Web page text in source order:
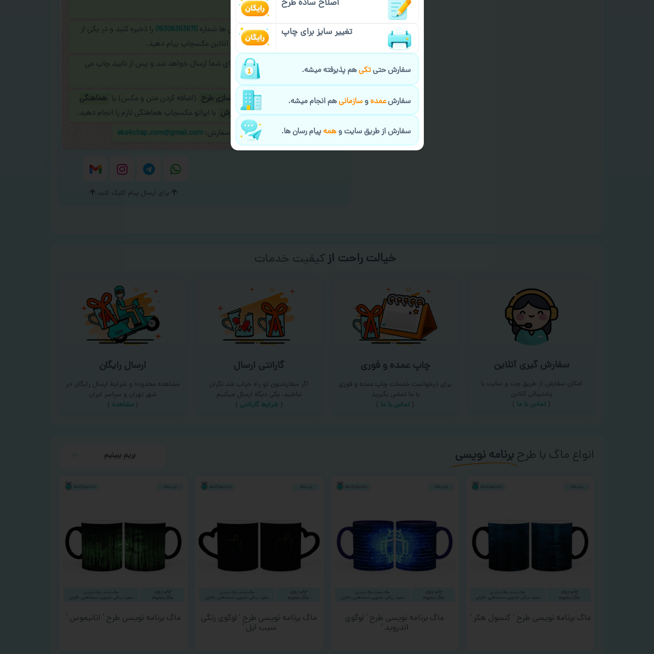
فرمایید.
برای ارسال پیام در پیام رسان ها شماره 09308383670 را ذخیره کنید و در یکی از
پیام رسان های زیر به اپراتور آنلاین عکسچاپ پیام دهید.
طراحی نهایی قبل از چاپ برای شما ارسال خواهد شد و پس از تایید چاپ می
در صورت نیاز به سفارشی سازی طرح (اضافه کردن متن و عکس) یا هماهنگی
ارسال و یا کادو کردن سفارش با اپراتو عکسچاپ هماهنگی لازم را انجام دهید.
ایمیل جهت ثبت یا پیگیری سفارش: aks4chap.com@gmail.com
برای ارسال پیام کلیک کنید
خیالت راحت ازسفارش گیری
سفارش گیری آنلاین
امکان سفارش از طریق چت و سایت با
پشتیبانی آنلاین
( تماس با ما‌ )
چاپ عمده و فوری
برای درخواست خدمات چاپ عمده و فوری
با ما تماس بگیرید
( تماس با ما )
گارانتی ارسال
اگر سفارشتون تو راه خراب شد نگران
نباشید، یکی دیگه ارسال میکنیم
( شرایط گارانتی )
ارسال رایگان
مشاهده محدوده و شرایط ارسال رایگان در
شهر تهران و سراسر ایران
(مشاهده )
انواع ماگ با طرحبرنامه نویسی بریم ببینیم
ماگ برنامه نویسی طرح ‘ کنسول هکر ‘ ماگ برنامه نویسی طرح ‘ لوگوی
اندروید ‘
ماگ برنامه نویسی طرح ‘ لوگوی رنگی
سیب اپل ‘
ماگ برنامه نویسی طرح ‘ انانیموس ‘
اصلاح ساده طرح
تغییر سایز برای چاپ
سفارش حتیتکیهم پذیرفته میشه.
سفارشعمدهوسازمانیهم انجام میشه.
سفارش از طریق سایت وهمهپیام رسان ها.